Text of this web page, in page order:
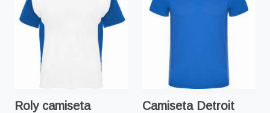
Roly camiseta
Camiseta Detroit